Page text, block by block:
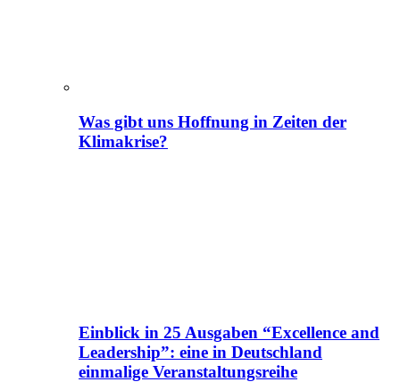
Was gibt uns Hoffnung in Zeiten der
Klimakrise?
Einblick in 25 Ausgaben “Excellence and
Leadership”: eine in Deutschland
einmalige Veranstaltungsreihe